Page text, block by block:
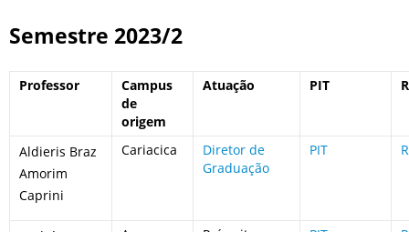
Semestre 2023/2
Professor
Campus
de
origem
Atuação PIT
Aldieris Braz
Amorim
Caprini
Cariacica
Diretor de
Graduação
PIT